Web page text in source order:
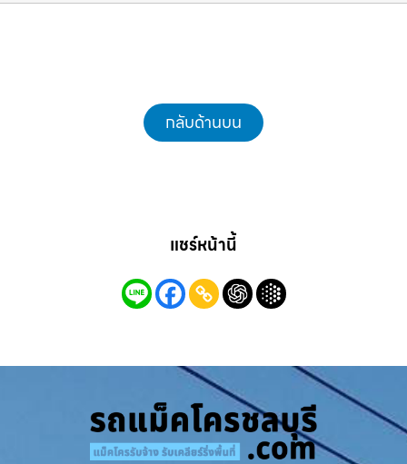
กลับด้านบน
แชร์หน้านี้